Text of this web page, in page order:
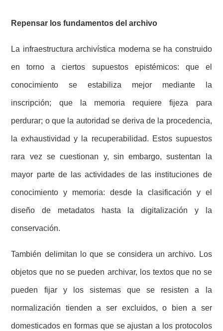
Repensar los fundamentos del archivo
La infraestructura archivística moderna se ha construido
en torno a ciertos supuestos epistémicos: que el
conocimiento se estabiliza mejor mediante la
inscripción; que la memoria requiere fijeza para
perdurar; o que la autoridad se deriva de la procedencia,
la exhaustividad y la recuperabilidad. Estos supuestos
rara vez se cuestionan y, sin embargo, sustentan la
mayor parte de las actividades de las instituciones de
conocimiento y memoria: desde la clasificación y el
diseño de metadatos hasta la digitalización y la
conservación.
También delimitan lo que se considera un archivo. Los
objetos que no se pueden archivar, los textos que no se
pueden fijar y los sistemas que se resisten a la
normalización tienden a ser excluidos, o bien a ser
domesticados en formas que se ajustan a los protocolos